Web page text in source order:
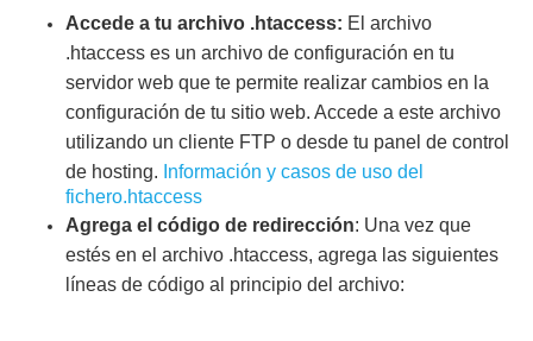
Accede a tu archivo .htaccess: El archivo
.htaccess es un archivo de configuración en tu
servidor web que te permite realizar cambios en la
configuración de tu sitio web. Accede a este archivo
utilizando un cliente FTP o desde tu panel de control
de hosting. Información y casos de uso del
fichero.htaccess
Agrega el código de redirección: Una vez que
estés en el archivo .htaccess, agrega las siguientes
líneas de código al principio del archivo: